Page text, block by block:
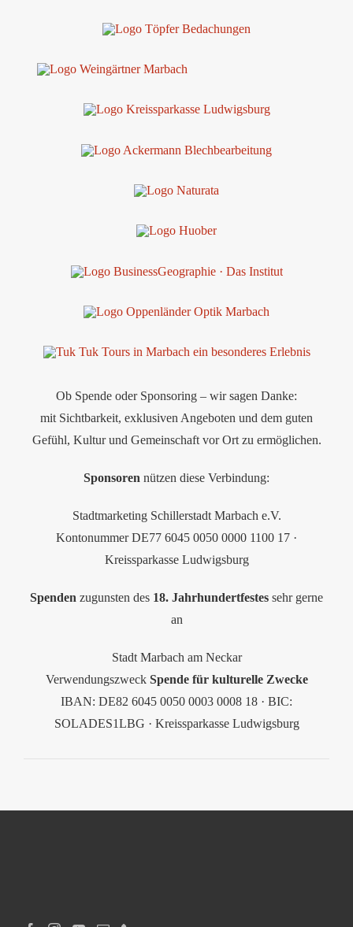
Ob Spende oder Sponsoring – wir sagen Danke:
mit Sichtbarkeit, exklusiven Angeboten und dem guten
Gefühl, Kultur und Gemeinschaft vor Ort zu ermöglichen.
Sponsoren nützen diese Verbindung:
Stadtmarketing Schillerstadt Marbach e.V.
Kontonummer DE77 6045 0050 0000 1100 17 ·
Kreissparkasse Ludwigsburg
Spenden zugunsten des 18. Jahrhundertfestes sehr gerne
an
Stadt Marbach am Neckar
Verwendungszweck Spende für kulturelle Zwecke
IBAN: DE82 6045 0050 0003 0008 18 · BIC:
SOLADES1LBG · Kreissparkasse Ludwigsburg